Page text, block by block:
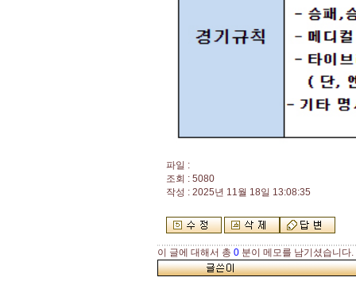
파일 :
조회 : 5080
작성 : 2025년 11월 18일 13:08:35
이 글에 대해서 총 0 분이 메모를 남기셨습니다.